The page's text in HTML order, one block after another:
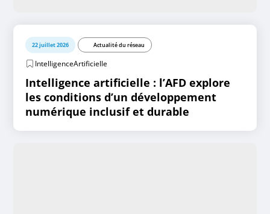
22 juillet 2026 Actualité du réseau
IntelligenceArtificielle
Intelligence artificielle : l’AFD explore
les conditions d’un développement
numérique inclusif et durable